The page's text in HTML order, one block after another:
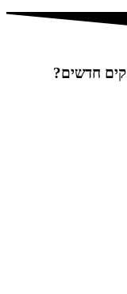
חדשים?